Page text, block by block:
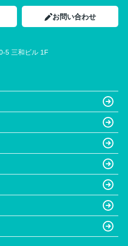
お問い合わせ
5 三和ビル 1F